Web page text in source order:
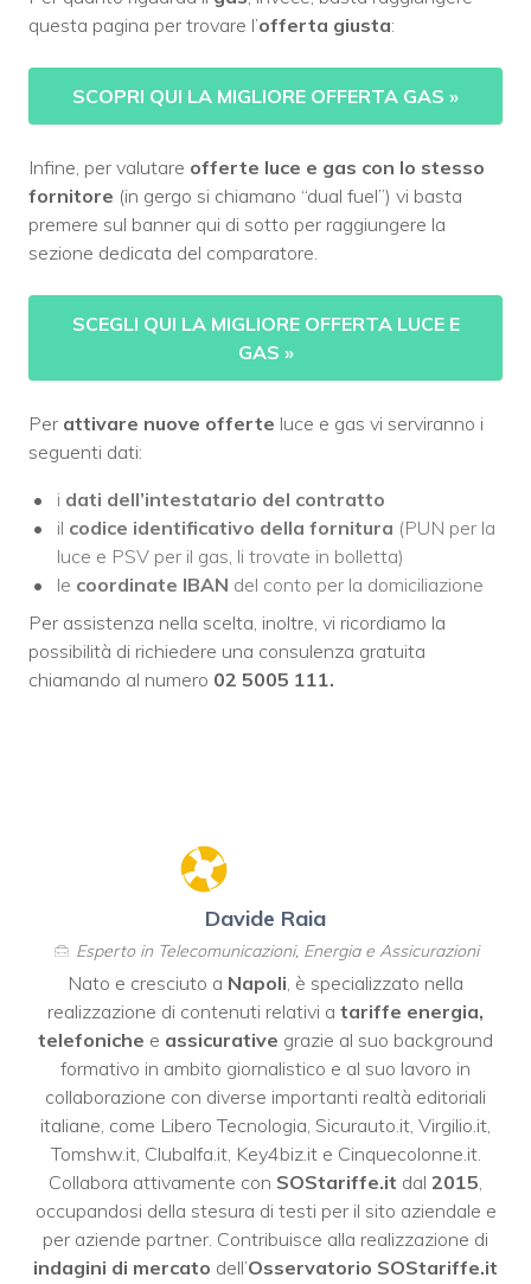
questa pagina per trovare l’offerta giusta:
SCOPRI QUI LA MIGLIORE OFFERTA GAS »
Infine, per valutare offerte luce e gas con lo stesso
fornitore (in gergo si chiamano “dual fuel”) vi basta
premere sul banner qui di sotto per raggiungere la
sezione dedicata del comparatore.
SCEGLI QUI LA MIGLIORE OFFERTA LUCE E
GAS »
Per attivare nuove offerte luce e gas vi serviranno i
seguenti dati:
i dati dell’intestatario del contratto
il codice identificativo della fornitura (PUN per la
luce e PSV per il gas, li trovate in bolletta)
le coordinate IBAN del conto per la domiciliazione
Per assistenza nella scelta, inoltre, vi ricordiamo la
possibilità di richiedere una consulenza gratuita
chiamando al numero 02 5005 111.
Davide Raia
Esperto in Telecomunicazioni, Energia e Assicurazioni
Nato e cresciuto a Napoli , è specializzato nella
realizzazione di contenuti relativi a tariffe energia,
telefoniche e assicurative grazie al suo background
formativo in ambito giornalistico e al suo lavoro in
collaborazione con diverse importanti realtà editoriali
italiane, come Libero Tecnologia Sicurauto.it Virgilio.it
Tomshw.it, Clubalfa.it, Key4biz.ite Cinquecolonne.it.
Collabora attivamente con SOStariffe.it dal 2015
occupandosi della stesura di testi per il sito aziendale e
per aziende partner. Contribuisce alla realizzazione di
indagini di mercato dell’Osservatorio SOStariffe.it